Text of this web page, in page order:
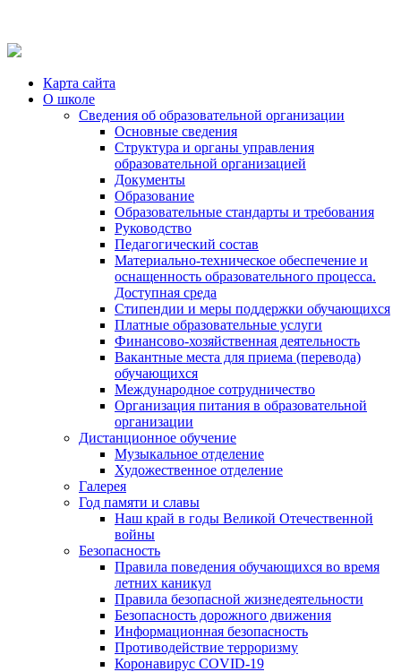
Карта сайта
О школе
Сведения об образовательной организации
Основные сведения
Структура и органы управления
образовательной организацией
Документы
Образование
Образовательные стандарты и требования
Руководство
Педагогический состав
Материально-техническое обеспечение и
оснащенность образовательного процесса.
Доступная среда
Стипендии и меры поддержки обучающихся
Платные образовательные услуги
Финансово-хозяйственная деятельность
Вакантные места для приема (перевода)
обучающихся
Международное сотрудничество
Организация питания в образовательной
организации
Дистанционное обучение
Музыкальное отделение
Художественное отделение
Галерея
Год памяти и славы
Наш край в годы Великой Отечественной
войны
Безопасность
Правила поведения обучающихся во время
летних каникул
Правила безопасной жизнедеятельности
Безопасность дорожного движения
Информационная безопасность
Противодействие терроризму
Коронавирус COVID-19